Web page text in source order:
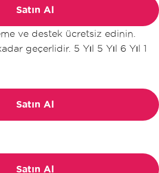
Satın Al
ve destek ücretsiz edinin.
geçerlidir. 5 Yıl 5 Yıl 6 Yıl 1
Satın Al
Satın Al